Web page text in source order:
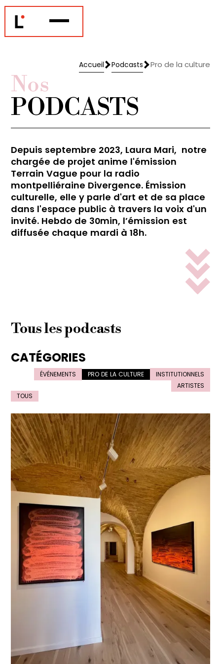
Accueil
Accueil
Podcasts
Podcasts
Pro de la culture
Nos
PODCASTS
Depuis septembre 2023, Laura Mari, notre
chargée de projet anime l'émission
Terrain Vague pour la radio
montpelliéraine Divergence. Émission
culturelle, elle y parle d'art et de sa place
dans l'espace public à travers la voix d'un
invité. Hebdo de 30min, l’émission est
diffusée chaque mardi à 18h.
Tous les podcasts
CATÉGORIES
ÉVÉNEMENTS PRO DE LA CULTURE
INSTITUTIONNELS
ARTISTES
TOUS